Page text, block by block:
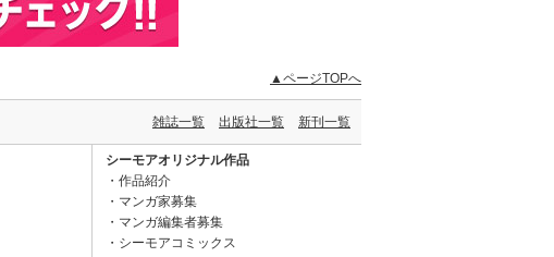
▲ページTOPへ
雑誌一覧 出版社一覧 新刊一覧
シーモアオリジナル作品
作品紹介
マンガ家募集
マンガ編集者募集
シーモアコミックス